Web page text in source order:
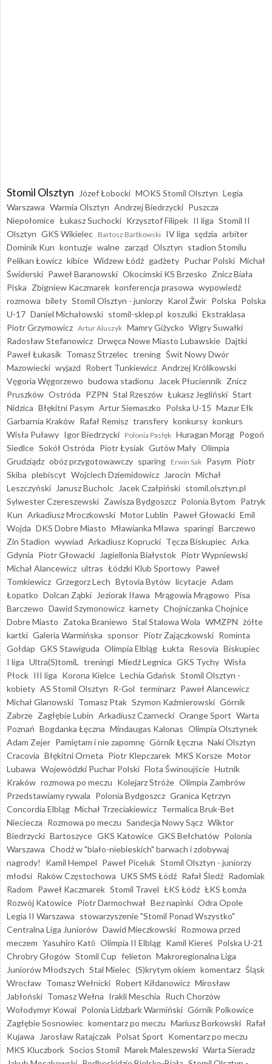
Stomil Olsztyn Józef Łobocki MOKS Stomil Olsztyn Legia
Warszawa Warmia Olsztyn Andrzej Biedrzycki Puszcza
Niepołomice Łukasz Suchocki Krzysztof Filipek II liga Stomil II
Olsztyn GKS Wikielec Bartosz Bartkowski IV liga sędzia arbiter
Dominik Kun kontuzje walne zarząd Olsztyn stadion Stomilu
Pelikan Łowicz kibice Widzew Łódź gadżety Puchar Polski Michał
Świderski Paweł Baranowski Okocimski KS Brzesko Znicz Biała
Piska Zbigniew Kaczmarek konferencja prasowa wypowiedź
rozmowa bilety Stomil Olsztyn - juniorzy Karol Żwir Polska Polska
U-17 Daniel Michałowski stomil-sklep.pl koszulki Ekstraklasa
Piotr Grzymowicz Artur Aluszyk Mamry Giżycko Wigry Suwałki
Radosław Stefanowicz Drwęca Nowe Miasto Lubawskie Dajtki
Paweł Łukasik Tomasz Strzelec trening Świt Nowy Dwór
Mazowiecki wyjazd Robert Tunkiewicz Andrzej Królikowski
Vęgoria Węgorzewo budowa stadionu Jacek Płuciennik Znicz
Pruszków Ostróda PZPN Stal Rzeszów Łukasz Jegliński Start
Nidzica Błękitni Pasym Artur Siemaszko Polska U-15 Mazur Ełk
Garbarnia Kraków Rafał Remisz transfery konkursy konkurs
Wisła Puławy Igor Biedrzycki Polonia Pasłęk Huragan Morąg Pogoń
Siedlce Sokół Ostróda Piotr Łysiak Gutów Mały Olimpia
Grudziądz obóz przygotowawczy sparing Erwin Sak Pasym Piotr
Skiba plebiscyt Wojciech Dziemidowicz Jarocin Michał
Leszczyński
Janusz Bucholc Jacek Czałpiński stomil.olsztyn.pl
Sylwester Czereszewski Zawisza Bydgoszcz Polonia Bytom Patryk
Kun Arkadiusz Mroczkowski Motor Lublin Paweł Głowacki Emil
Wojda DKS Dobre Miasto Mławianka Mława sparingi Barczewo
Zin Stadion wywiad Arkadiusz Koprucki Tęcza Biskupiec Arka
Gdynia Piotr Głowacki Jagiellonia Białystok Piotr Wypniewski
Michał Alancewicz ultras Łódzki Klub Sportowy Paweł
Tomkiewicz Grzegorz Lech Bytovia Bytów licytacje Adam
Łopatko Dolcan Ząbki Jeziorak Iława Mrągowia Mrągowo Pisa
Barczewo Dawid Szymonowicz karnety Chojniczanka Chojnice
Dobre Miasto Zatoka Braniewo Stal Stalowa Wola WMZPN żółte
kartki Galeria Warmińska sponsor Piotr Zajączkowski Rominta
Gołdap GKS Stawiguda Olimpia Elbląg Łukta Resovia Biskupiec
I liga Ultra(S)tomiL treningi Miedź Legnica GKS Tychy Wisła
Płock III liga Korona Kielce Lechia Gdańsk Stomil Olsztyn -
kobiety AS Stomil Olsztyn R-Gol terminarz Paweł Alancewicz
Michał Glanowski Tomasz Ptak Szymon Kaźmierowski Górnik
Zabrze Zagłębie Lubin Arkadiusz Czarnecki Orange Sport Warta
Poznań Bogdanka Łęczna Mindaugas Kalonas Olimpia Olsztynek
Adam Zejer Pamiętam i nie zapomnę Górnik Łęczna Naki Olsztyn
Cracovia Błękitni Orneta Piotr Klepczarek MKS Korsze Motor
Lubawa Wojewódzki Puchar Polski Flota Świnoujście Hutnik
Kraków rozmowa po meczu Kolejarz Stróże Olimpia Zambrów
Przedstawiamy rywala Polonia Bydgoszcz Granica Kętrzyn
Concordia Elbląg Michał Trzeciakiewicz Termalica Bruk-Bet
Nieciecza Rozmowa po meczu Sandecja Nowy Sącz Wiktor
Biedrzycki Bartoszyce GKS Katowice GKS Bełchatów Polonia
Warszawa Chodź w "biało-niebieskich" barwach i zdobywaj
nagrody!
Kamil Hempel Paweł Piceluk Stomil Olsztyn - juniorzy
młodsi Raków Częstochowa UKS SMS Łódź Rafał Śledź Radomiak
Radom Paweł Kaczmarek Stomil Travel ŁKS Łódź ŁKS Łomża
Rozwój Katowice Piotr Darmochwał Bez napinki Odra Opole
Legia II Warszawa stowarzyszenie "Stomil Ponad Wszystko"
Centralna Liga Juniorów Dawid Mieczkowski Rozmowa przed
meczem Yasuhiro Katō Olimpia II Elbląg Kamil Kiereś Polska U-21
Chrobry Głogów Stomil Cup felieton Makroregionalna Liga
Juniorów Młodszych Stal Mielec (S)krytym okiem komentarz Śląsk
Wrocław Tomasz Wełnicki Robert Kiłdanowicz Mirosław
Jabłoński Tomasz Wełna Irakli Meschia Ruch Chorzów
Wołodymyr Kowal Polonia Lidzbark Warmiński Górnik Polkowice
Zagłębie Sosnowiec komentarz po meczu Mariusz Borkowski Rafał
Kujawa
Jarosław Ratajczak Polsat Sport Komentarz po meczu
MKS Kluczbork Socios Stomil Marek Maleszewski Warta Sieradz